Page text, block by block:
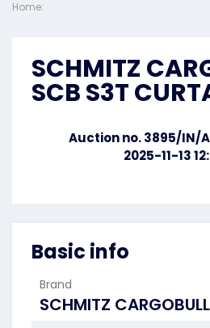
Home:
Basic info
Brand
SCHMITZ CARGOBULL
SCHMITZ
SCB S3T
Auction no. 3895/IN/
2025-11-13